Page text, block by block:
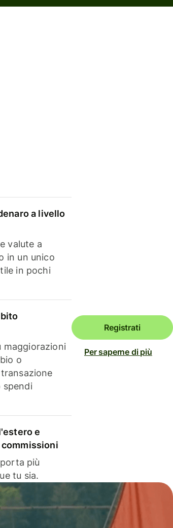
a livello
valute a
in un unico
in pochi
maggiorazioni
o
spendi
e
più
tu sia.
Registrati
Per saperne di più